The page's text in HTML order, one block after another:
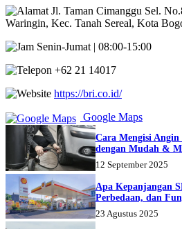
Jl. Taman Cimanggu Sel.
Waringin, Kec. Tanah Sereal, Kota
Senin-Jumat | 08:00-15:00
+62 21 14017
https://bri.co.id/
Google Maps
Cara Mengisi
dengan Mudah &
12 September 2025
Apa Kepanjangan
Perbedaan, dan
23 Agustus 2025